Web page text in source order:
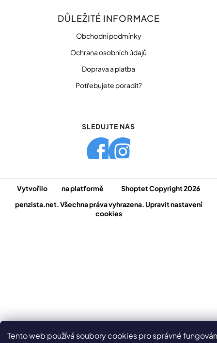
Tento web používá soubory cookies pro správné
DŮLEŽITÉ INFORMACE
Obchodní podmínky
Ochrana osobních údajů
Doprava a platba
Potřebujete poradit?
SLEDUJTE NÁS
Vytvořilo na platformě ShoptetCopyright 2026
penzista.net. Všechna práva vyhrazena.Upravit nastavení
cookies